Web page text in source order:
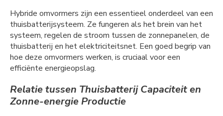
Hybride omvormers zijn een essentieel onderdeel van een
thuisbatterijsysteem. Ze fungeren als het brein van het
systeem, regelen de stroom tussen de zonnepanelen, de
thuisbatterij en het elektriciteitsnet. Een goed begrip van
hoe deze omvormers werken, is cruciaal voor een
efficiënte energieopslag.
Relatie tussen Thuisbatterij Capaciteit en
Zonne-energie Productie